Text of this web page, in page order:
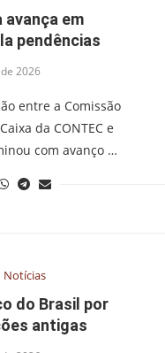
avança em
pendências
2026
entre a Comissão
da CONTEC e
com avanço …
Notícias
do Brasil por
antigas